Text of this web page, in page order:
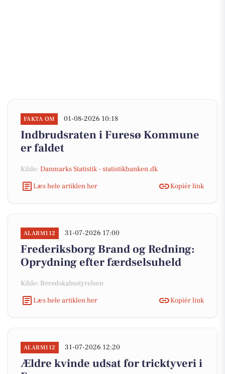
FAKTA OM 01-08-2026 10:18
Indbrudsraten i Furesø Kommune
er faldet
Kilde: Danmarks Statistik - statistikbanken.dk
Læs hele artiklen her
Kopiér link
ALARM112 31-07-2026 17:00
Frederiksborg Brand og Redning:
Oprydning efter færdselsuheld
Kilde: Beredskabsstyrelsen
Læs hele artiklen her
Kopiér link
ALARM112 31-07-2026 12:20
Ældre kvinde udsat for tricktyveri i